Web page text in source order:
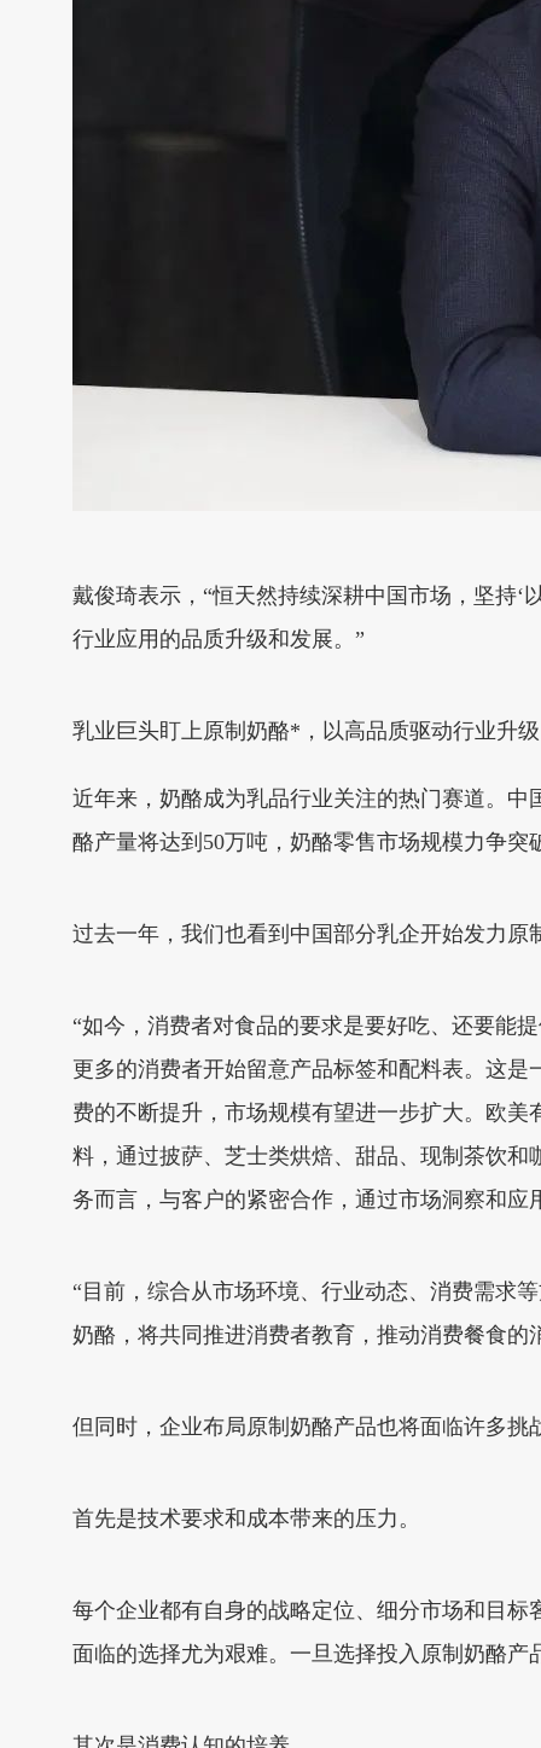
戴俊琦表示，“恒天然持续深耕中国市场，坚持
行业应用的品质升级和发展。”
乳业巨头盯上原制奶酪*，以高品质驱动行业升级
近年来，奶酪成为乳品行业关注的热门赛道。
酪产量将达到50万吨，奶酪零售市场规模力争突
过去一年，我们也看到中国部分乳企开始发力
“如今，消费者对食品的要求是要好吃、还要能
更多的消费者开始留意产品标签和配料表。这
费的不断提升，市场规模有望进一步扩大。欧
料，通过披萨、芝士类烘焙、甜品、现制茶饮
务而言，与客户的紧密合作，通过市场洞察和
“目前，综合从市场环境、行业动态、消费需求
奶酪，将共同推进消费者教育，推动消费餐食的
但同时，企业布局原制奶酪产品也将面临许多挑
首先是技术要求和成本带来的压力。
每个企业都有自身的战略定位、细分市场和目
面临的选择尤为艰难。一旦选择投入原制奶酪